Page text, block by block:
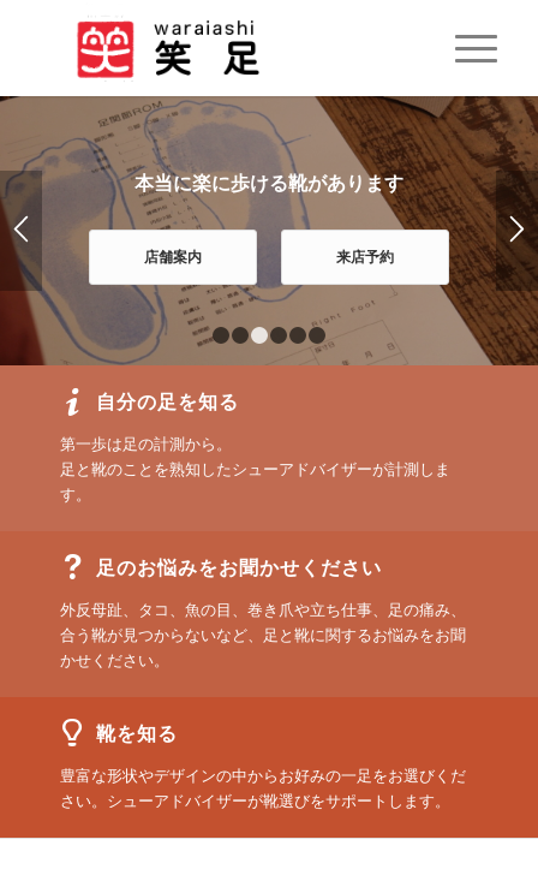
2
本当に楽に歩ける靴があります
店舗案内 来店予約
自分の足を知る
第一歩は足の計測から。
足と靴のことを熟知したシューアドバイザーが計測しま
す。
足のお悩みをお聞かせください
外反母趾、タコ、魚の目、巻き爪や立ち仕事、足の痛み、
合う靴が見つからないなど、足と靴に関するお悩みをお聞
かせください。
靴を知る
豊富な形状やデザインの中からお好みの一足をお選びくだ
さい。シューアドバイザーが靴選びをサポートします。